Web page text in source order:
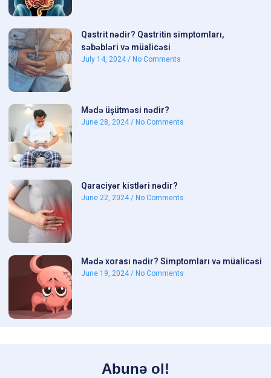
Qastrit nədir? Qastritin simptomları,
səbəbləri və müalicəsi
July 14, 2024 No Comments
Mədə üşütməsi nədir?
June 28, 2024 No Comments
Qaraciyər kistləri nədir?
June 22, 2024 No Comments
Mədə xorası nədir? Simptomları və müalicəsi
June 19, 2024 No Comments
Abunə ol!